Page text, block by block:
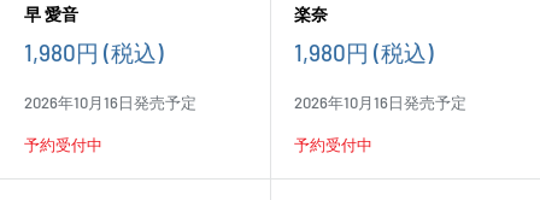
早 愛音
販
価
1,980円 (税込)
2026年10月16日発売予定
予約受付中
楽奈
販
価
1,980円 (税込)
2026年10月16日発売予定
予約受付中